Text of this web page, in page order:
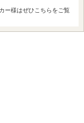
ー様はぜひこちらをご覧